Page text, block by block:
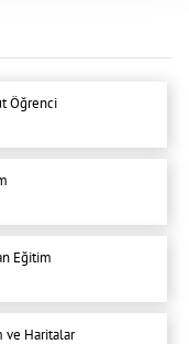
Öğrenci
Eğitim
ve Haritalar